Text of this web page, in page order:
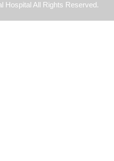
Hospital All Rights Reserved.